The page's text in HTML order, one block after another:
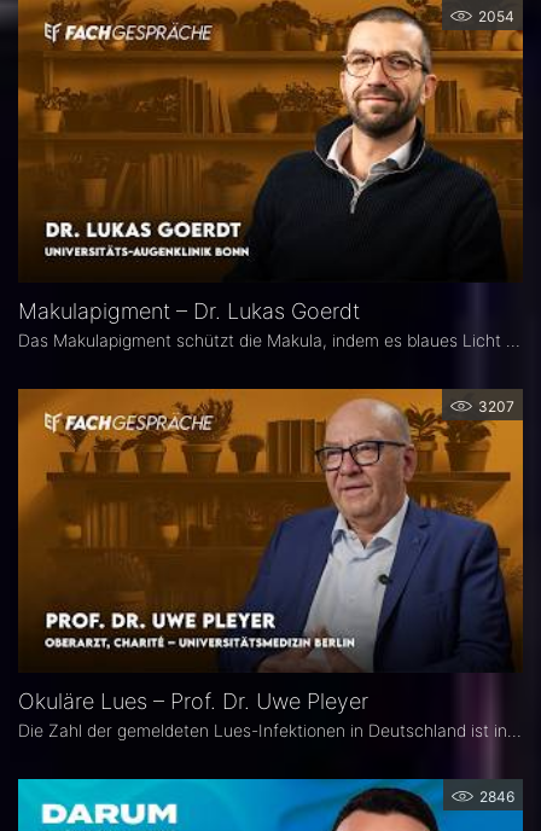
2054
Makulapigment – Dr. Lukas Goerdt
3207
Okuläre Lues – Prof. Dr. Uwe Pleyer
2846